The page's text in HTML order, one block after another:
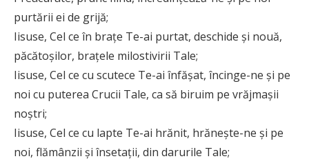
purtării ei de grijă;
Iisuse, Cel ce în braţe Te-ai purtat, deschide şi nouă,
păcătoşilor, braţele milostivirii Tale;
Iisuse, Cel ce cu scutece Te-ai înfăşat, încinge-ne şi pe
noi cu puterea Crucii Tale, ca să biruim pe vrăjmaşii
noştri;
Iisuse, Cel ce cu lapte Te-ai hrănit, hrăneşte-ne şi pe
noi, flămânzii şi însetaţii, din darurile Tale;